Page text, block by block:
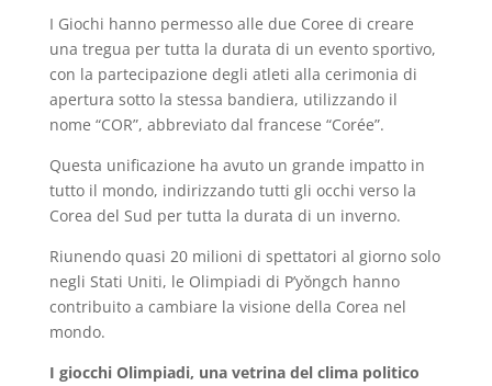
I Giochi hanno permesso alle due Coree di creare
una tregua per tutta la durata di un evento sportivo,
con la partecipazione degli atleti alla cerimonia di
apertura sotto la stessa bandiera, utilizzando il
nome “COR”, abbreviato dal francese “Corée”.
Questa unificazione ha avuto un grande impatto in
tutto il mondo, indirizzando tutti gli occhi verso la
Corea del Sud per tutta la durata di un inverno.
Riunendo quasi 20 milioni di spettatori al giorno solo
negli Stati Uniti, le Olimpiadi di P’yŏngch hanno
contribuito a cambiare la visione della Corea nel
mondo.
I giocchi Olimpiadi, una vetrina del clima politico